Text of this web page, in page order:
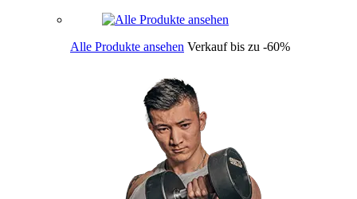
Alle Produkte ansehen Verkauf bis zu -60%